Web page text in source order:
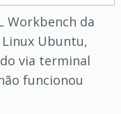
Workbench da
Ubuntu,
via terminal
funcionou